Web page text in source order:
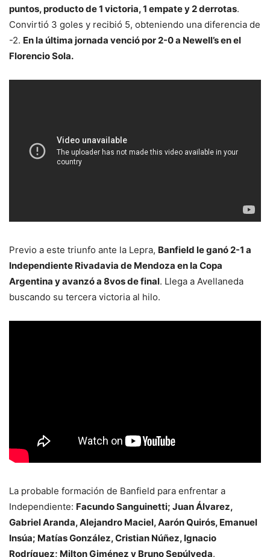
puntos, producto de 1 victoria, 1 empate y 2 derrotas.
Convirtió 3 goles y recibió 5, obteniendo una diferencia de
-2. En la última jornada venció por 2-0 a Newell’s en el
Florencio Sola.
Previo a este triunfo ante la Lepra, Banfield le ganó 2-1 a
Independiente Rivadavia de Mendoza en la Copa
Argentina y avanzó a 8vos de final. Llega a Avellaneda
buscando su tercera victoria al hilo.
La probable formación de Banfield para enfrentar a
Independiente: Facundo Sanguinetti; Juan Álvarez,
Gabriel Aranda, Alejandro Maciel, Aarón Quirós, Emanuel
Insúa; Matías González, Cristian Núñez, Ignacio
Rodríguez; Milton Giménez y Bruno Sepúlveda.